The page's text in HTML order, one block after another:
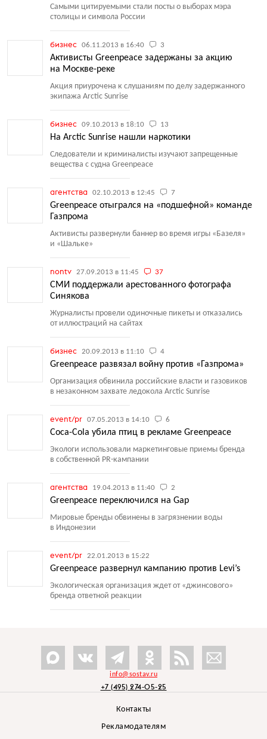
Самыми цитируемыми стали посты о выборах мэра
столицы и символа России
бизнес 06.11.2013 в 16:40 3
Активисты Greenpeace задержаны за акцию
на Москве-реке
Акция приурочена к слушаниям по делу задержанного
экипажа Arctic Sunrise
бизнес 09.10.2013 в 18:10 13
На Arctic Sunrise нашли наркотики
Следователи и криминалисты изучают запрещенные
вещества с судна Greenpeace
агентства 02.10.2013 в 12:45 7
Greenpeace отыгрался на «подшефной» команде
Газпрома
Активисты развернули баннер во время игры «Базеля»
и «Шальке»
nontv 27.09.2013 в 11:45 37
СМИ поддержали арестованного фотографа
Синякова
Журналисты провели одиночные пикеты и отказались
от иллюстраций на сайтах
бизнес 20.09.2013 в 11:10 4
Greenpeace развязал войну против «Газпрома»
Организация обвинила российские власти и газовиков
в незаконном захвате ледокола Arctic Sunrise
event/pr 07.05.2013 в 14:10 6
Coca-Cola убила птиц в рекламе Greenpeace
Экологи использовали маркетинговые приемы бренда
в собственной PR-кампании
агентства 19.04.2013 в 11:40 2
Greenpeace переключился на Gap
Мировые бренды обвинены в загрязнении воды
в Индонезии
event/pr 22.01.2013 в 15:22
Greenpeace развернул кампанию против Levi’s
Экологическая организация ждет от «джинсового»
бренда ответной реакции
info@sostav.ru
+7 (495) 274-05-25
Контакты
Рекламодателям